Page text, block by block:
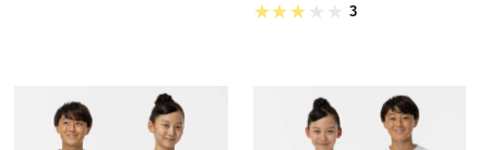
3